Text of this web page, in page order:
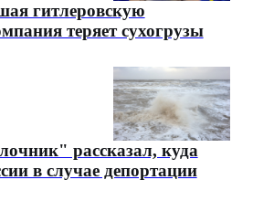
гитлеровскую
теряет сухогрузы
рассказал, куда
в случае депортации